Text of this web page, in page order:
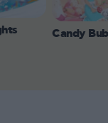
Candy